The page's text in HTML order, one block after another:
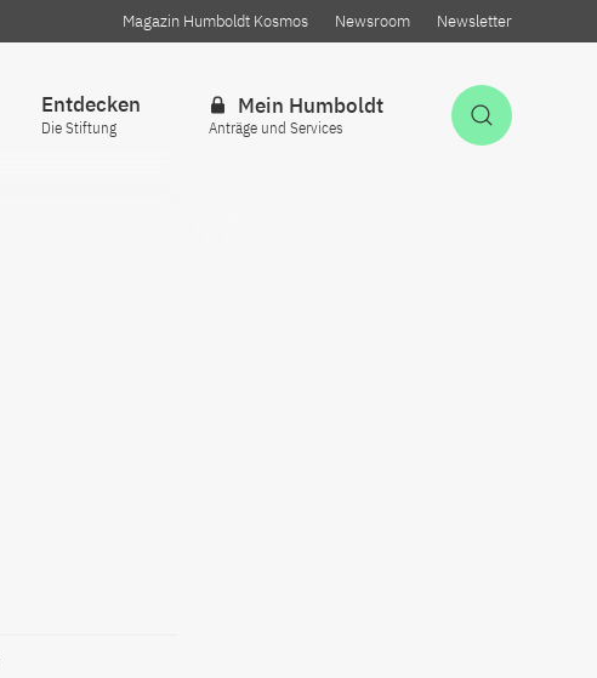
Magazin Humboldt Kosmos Newsroom Newsletter
Entdecken
Die Stiftung
Mein Humboldt
Anträge und Services